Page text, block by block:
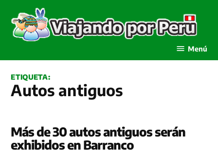
contenido
Menú
ETIQUETA:
Autos antiguos
Más de 30 autos antiguos serán
exhibidos en Barranco